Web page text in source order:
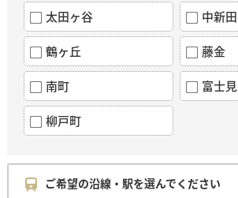
太田ヶ谷 中新田
鶴ヶ丘 藤金
南町 富士見
柳戸町
ご希望の沿線・駅を選んでください